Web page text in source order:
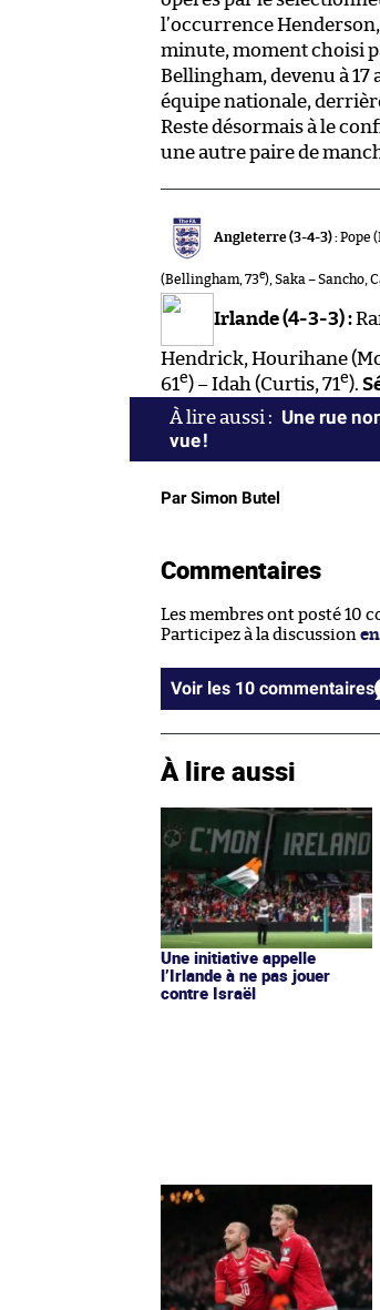
l’occurrence
minute, moment choisi
Bellingham, devenu à 17
équipe nationale,
Reste désormais à le
une autre paire de
Angleterre (3-4-3) :Pope
(Bellingham, 73e), Saka – Sancho,
Irlande (4-3-3) :
Hendrick, Hourihane
61e) – Idah (Curtis, 71e).
Une rue
vue !
Par Simon Butel
Commentaires
Les membres ont posté 10
Participez à la discussion
Voir les 10 commentaires
À lire aussi
Une initiative appelle
l’Irlande à ne pas jouer
contre Israël